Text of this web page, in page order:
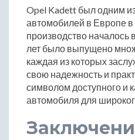
Opel Kadett был одним
автомобилей в Европе в
производство началось
лет было выпущено
каждая из которых
свою надежность и
символом доступного и
автомобиля для